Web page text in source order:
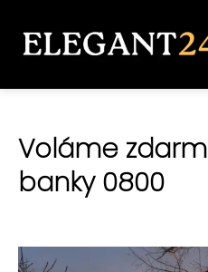
Voláme
banky 0800